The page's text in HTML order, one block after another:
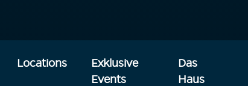
Locations
Exklusive
Events
Das
Haus